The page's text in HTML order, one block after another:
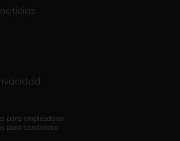
para empleadores
para candidatos